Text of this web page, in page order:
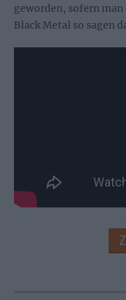
geworden, sofern man
Black Metal so sagen